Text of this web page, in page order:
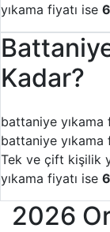
yıkama fiyatı ise
Kadar?
battaniye yıkama
battaniye yıkama
Tek ve çift kişilik
yıkama fiyatı ise
2026